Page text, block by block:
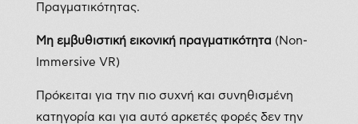
Πραγματικότητας.
Μη εμβυθιστική εικονική πραγματικότητα (Non-
Immersive VR)
Πρόκειται για την πιο συχνή και συνηθισμένη
κατηγορία και για αυτό αρκετές φορές δεν την